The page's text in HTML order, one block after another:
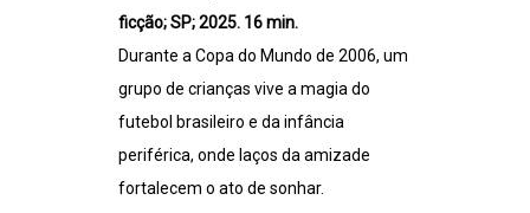
ficção; SP; 2025. 16 min.
Durante a Copa do Mundo de 2006, um
grupo de crianças vive a magia do
futebol brasileiro e da infância
periférica, onde laços da amizade
fortalecem o ato de sonhar.